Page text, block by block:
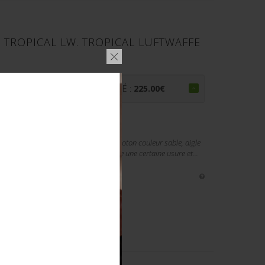
LW. TROPICAL LUFTWAFFE
PRIX ADJUGÉ : 225.00€
modèle triangulaire en tissu coton couleur sable, aigle
démonté d’une vareuse. Présente une certaine usure et...